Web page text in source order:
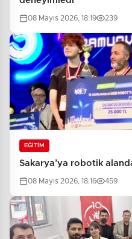
08 Mayıs 2026, 18:19 239
EĞİTİM
Sakarya’ya robotik
08 Mayıs 2026, 18:16 459